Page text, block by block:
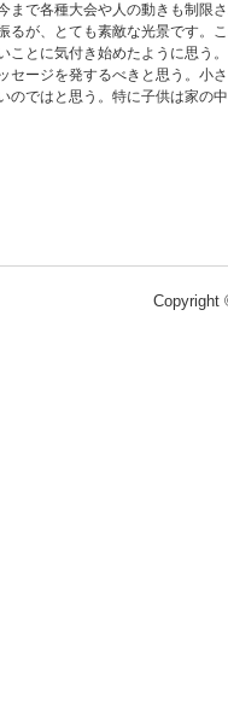
まで各種大会や人の動きも制限
るが、とても素敵な光景です。
ことに気付き始めたように思う
セージを発するべきと思う。
のではと思う。特に子供は家の
Copyright